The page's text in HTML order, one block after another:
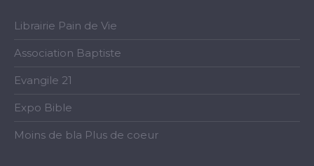
Librairie Pain de Vie
Association Baptiste
Evangile 21
Expo Bible
Moins de bla Plus de coeur